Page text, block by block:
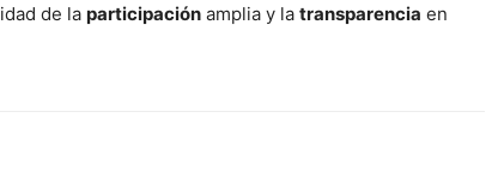
de la participación amplia y la transparencia en